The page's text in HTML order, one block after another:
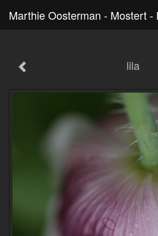
Marthie Oosterman - Mostert -
lila